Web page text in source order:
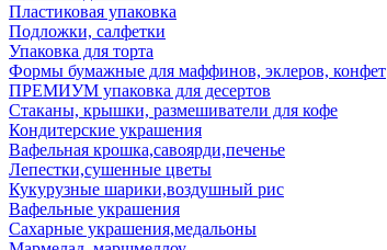
Пластиковая упаковка
Подложки, салфетки
Упаковка для торта
Формы бумажные для маффинов, эклеров, конфет
ПРЕМИУМ упаковка для десертов
Стаканы, крышки, размешиватели для кофе
Кондитерские украшения
Вафельная крошка,савоярди,печенье
Лепестки,сушенные цветы
Кукурузные шарики,воздушный рис
Вафельные украшения
Сахарные украшения,медальоны